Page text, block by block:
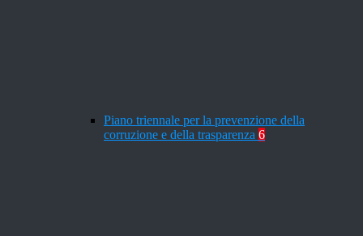
Piano triennale per la prevenzione della
corruzione e della trasparenza 6